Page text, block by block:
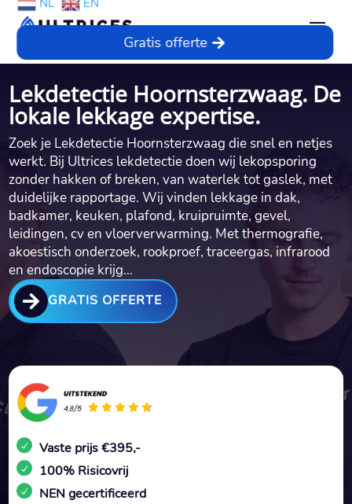
NL EN
Gratis offerte
Lekdetectie Hoornsterzwaag. De
lokale lekkage expertise.
Zoek je Lekdetectie Hoornsterzwaag die snel en netjes
werkt. Bij Ultrices lekdetectie doen wij lekopsporing
zonder hakken of breken, van waterlek tot gaslek, met
duidelijke rapportage. Wij vinden lekkage in dak,
badkamer, keuken, plafond, kruipruimte, gevel,
leidingen, cv en vloerverwarming. Met thermografie,
akoestisch onderzoek, rookproef, traceergas, infrarood
en endoscopie krijg…
 GRATIS OFFERTE
Vaste prijs €395,-
100% Risicovrij
NEN gecertificeerd